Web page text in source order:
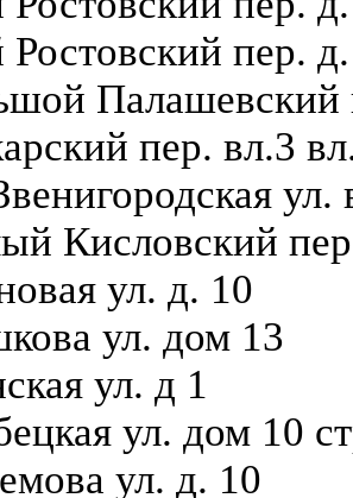
Ростовский пер.
Палашевский
пер. вл.3
ул.
Кисловский
ул. д. 10
ул. дом 13
ул. д 1
ул. дом 10
ул. д. 10